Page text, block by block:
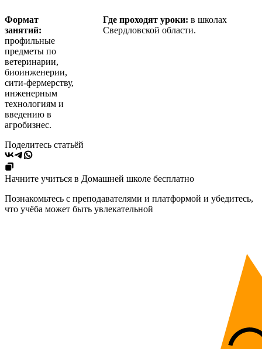
Формат
занятий:
профильные
предметы по
ветеринарии,
биоинженерии,
сити-фермерству,
инженерным
технологиям и
введению в
агробизнес.
Где проходят уроки: в школах
Свердловской области.
Поделитесь статьёй
Начните учиться в Домашней школе бесплатно
Познакомьтесь с преподавателями и платформой и убедитесь,
что учёба может быть увлекательной